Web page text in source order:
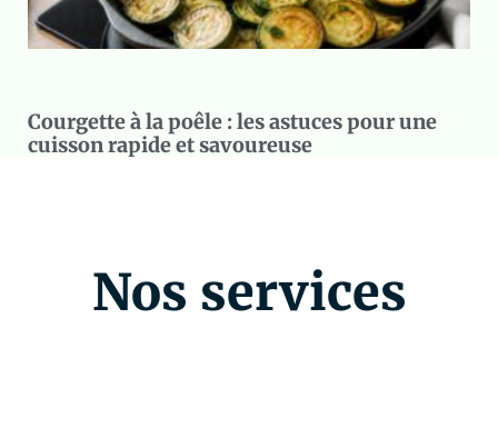
Courgette à la poêle : les astuces pour une
cuisson rapide et savoureuse
Nos services